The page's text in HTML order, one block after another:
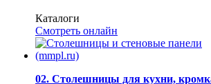
Каталоги
Смотреть онлайн
02. Столешницы для кухни,